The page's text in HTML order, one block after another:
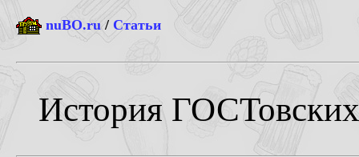
nuBO.ru/ Статьи
История